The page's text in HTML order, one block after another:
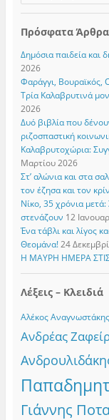
Πρόσφατα Άρθρα
Δημόσια παιδεία και
2026
Φαράγγι, Βουραϊκός,
Τρία Καλαβρυτινά
2026
Δυό βιβλία που
ριζοσπαστική
Καλαβρυτοχώρια:
Μαρτίου 2026
Στ’ αλώνια και στα
τον έζησα και τον
Νίκο, 35 χρόνια
στενάζουν 12
Ένα τάβλι και λίγος
Θεομάνα! 24
Η ΜΑΥΡΗ ΗΜΕΡΑ
Λέξεις – Κλειδιά
Αλέκος Αναγνωστάκης
Ανδρέας
Γιάννης